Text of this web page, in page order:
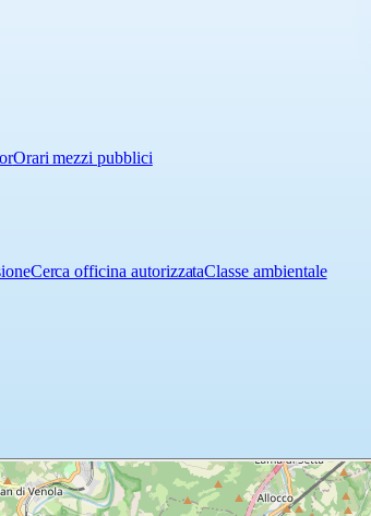
Orari mezzi pubblici
Cerca officina autorizzataClasse ambientale